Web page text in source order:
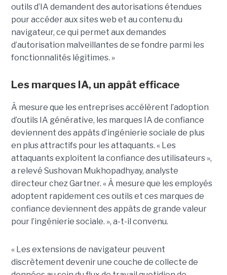
outils d’IA demandent des autorisations étendues
pour accéder aux sites web et au contenu du
navigateur, ce qui permet aux demandes
d’autorisation malveillantes de se fondre parmi les
fonctionnalités légitimes. »
Les marques IA, un appât efficace
À mesure que les entreprises accélèrent l’adoption
d’outils IA générative, les marques IA de confiance
deviennent des appâts d’ingénierie sociale de plus
en plus attractifs pour les attaquants. « Les
attaquants exploitent la confiance des utilisateurs »,
a relevé Sushovan Mukhopadhyay, analyste
directeur chez Gartner. « À mesure que les employés
adoptent rapidement ces outils et ces marques de
confiance deviennent des appâts de grande valeur
pour l’ingénierie sociale. », a-t-il convenu.
« Les extensions de navigateur peuvent
discrètement devenir une couche de collecte de